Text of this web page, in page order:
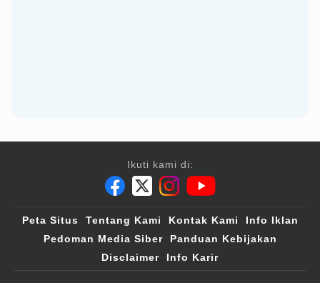
Ikuti kami di:
Peta Situs Tentang Kami Kontak Kami
Info Iklan
Pedoman Media Siber
Panduan Kebijakan
Disclaimer
Info Karir